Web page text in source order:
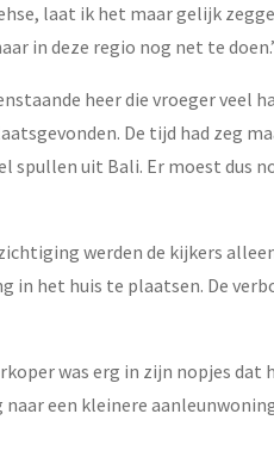
laat ik het maar gelijk
in deze regio nog net te
heer die vroeger veel
De tijd had zeg
uit Bali. Er moest dus
werden de kijkers
in het huis te plaatsen. De
was erg in zijn nopjes
een kleinere